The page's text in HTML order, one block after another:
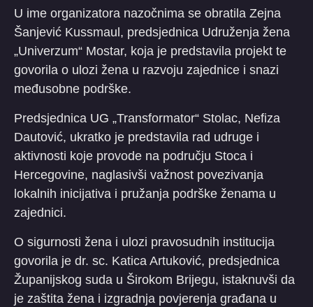
U ime organizatora nazočnima se obratila Zejna
Šanjević Kussmaul, predsjednica Udruženja žena
„Univerzum“ Mostar, koja je predstavila projekt te
govorila o ulozi žena u razvoju zajednice i snazi
međusobne podrške.
Predsjednica UG „Transformator“ Stolac, Nefiza
Dautović, ukratko je predstavila rad udruge i
aktivnosti koje provode na području Stoca i
Hercegovine, naglasivši važnost povezivanja
lokalnih inicijativa i pružanja podrške ženama u
zajednici.
O sigurnosti žena i ulozi pravosudnih institucija
govorila je dr. sc. Katica Artuković, predsjednica
Županijskog suda u Širokom Brijegu, istaknuvši da
je zaštita žena i izgradnja povjerenja građana u